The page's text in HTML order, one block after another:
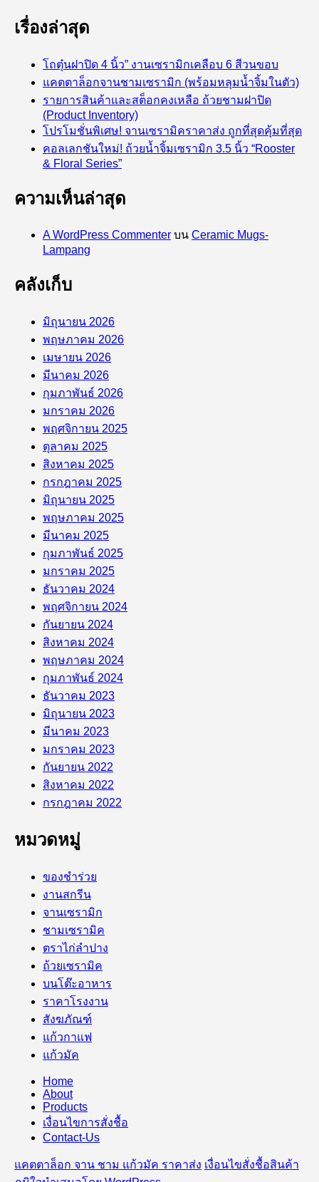
เรื่องล่าสุด
โถตุ๋นฝาปิด 4 นิ้ว” งานเซรามิกเคลือบ 6 สีวนขอบ
แคตตาล็อกจานชามเซรามิก (พร้อมหลุมน้ำจิ้มในตัว)
รายการสินค้าและสต็อกคงเหลือ ถ้วยชามฝาปิด
(Product Inventory)
โปรโมชั่นพิเศษ! จานเซรามิคราคาส่ง ถูกที่สุดคุ้มที่สุด
คอลเลกชันใหม่! ถ้วยน้ำจิ้มเซรามิก 3.5 นิ้ว “Rooster
& Floral Series”
ความเห็นล่าสุด
A WordPress Commenter บน Ceramic Mugs-
Lampang
คลังเก็บ
มิถุนายน 2026
พฤษภาคม 2026
เมษายน 2026
มีนาคม 2026
กุมภาพันธ์ 2026
มกราคม 2026
พฤศจิกายน 2025
ตุลาคม 2025
สิงหาคม 2025
กรกฎาคม 2025
มิถุนายน 2025
พฤษภาคม 2025
มีนาคม 2025
กุมภาพันธ์ 2025
มกราคม 2025
ธันวาคม 2024
พฤศจิกายน 2024
กันยายน 2024
สิงหาคม 2024
พฤษภาคม 2024
กุมภาพันธ์ 2024
ธันวาคม 2023
มิถุนายน 2023
มีนาคม 2023
มกราคม 2023
กันยายน 2022
สิงหาคม 2022
กรกฎาคม 2022
หมวดหมู่
ของชำร่วย
งานสกรีน
จานเซรามิก
ชามเซรามิค
ตราไก่ลำปาง
ถ้วยเซรามิค
บนโต๊ะอาหาร
ราคาโรงงาน
สังฆภัณฑ์
แก้วกาแฟ
แก้วมัค
Home
About
Products
เงื่อนไขการสั่งชื้อ
Contact-Us
แคตตาล็อก จาน ชาม แก้วมัค ราคาส่ง เงื่อนไขสั่งชื้อสินค้า